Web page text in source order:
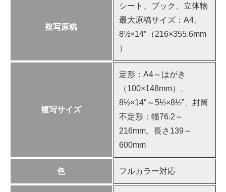
複写原稿
シート、ブック、立体物
最大原稿サイズ：A4、
8½×14″（216×355.6mm
）
複写サイズ
定形：A4～はがき
（100×148mm）、
8½×14″～5½×8½”、封筒
不定形：幅76.2～
216mm、長さ139～
600mm
色 フルカラー対応